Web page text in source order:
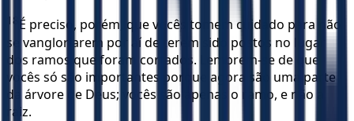
18 É preciso, porém, que vocês tomem cuidado para não
se vangloriarem por aí de terem sido postos no lugar
dos ramos que foram cortados. Lembrem-se de que
vocês só são importantes porque agora são uma parte
da árvore de Deus; vocês são apenas o ramo, e não a
raiz.